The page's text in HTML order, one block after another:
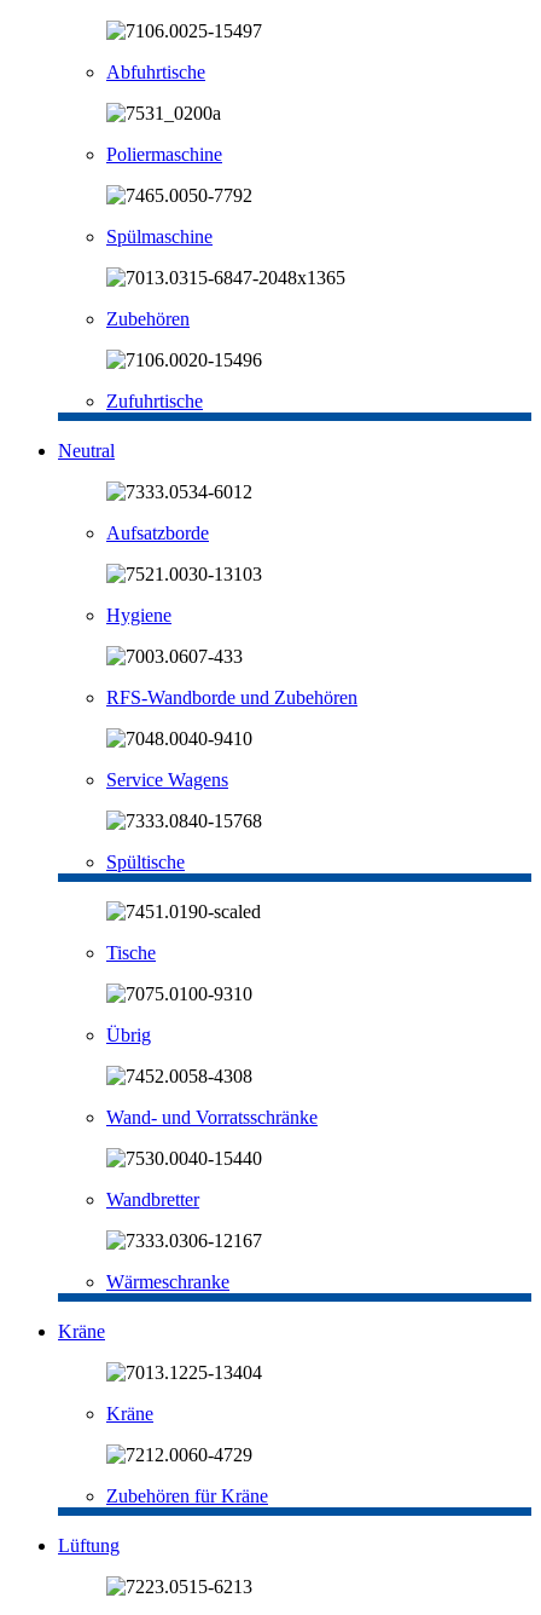
Abfuhrtische
Poliermaschine
Spülmaschine
Zubehören
Zufuhrtische
Neutral
Aufsatzborde
Hygiene
RFS-Wandborde und Zubehören
Service Wagens
Spültische
Tische
Übrig
Wand- und Vorratsschränke
Wandbretter
Wärmeschranke
Kräne
Kräne
Zubehören für Kräne
Lüftung